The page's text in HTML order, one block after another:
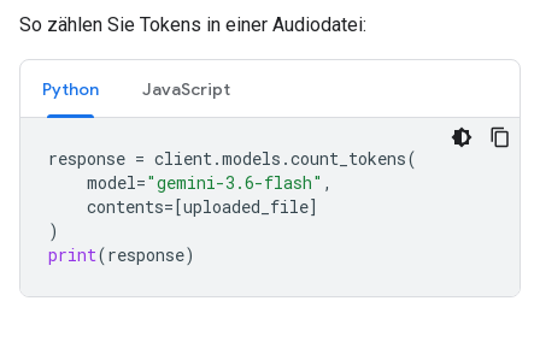
So zählen Sie Tokens in einer Audiodatei:
Python JavaScript
response = client .models .count_tokens(
model="gemini-3.6-flash" ,
contents=[uploaded_file]
)
print(response)